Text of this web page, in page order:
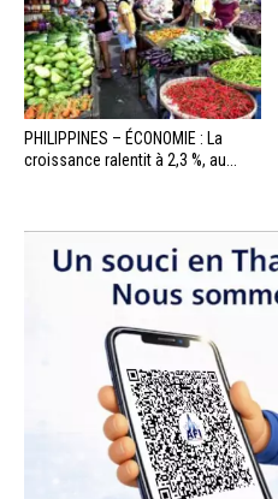
PHILIPPINES – ÉCONOMIE : La
croissance ralentit à 2,3 %, au...